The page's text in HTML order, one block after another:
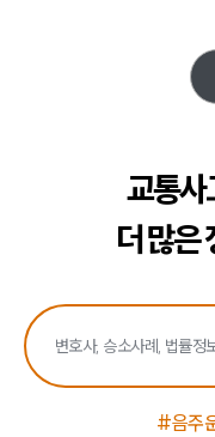
교통사
더 많은
#음주